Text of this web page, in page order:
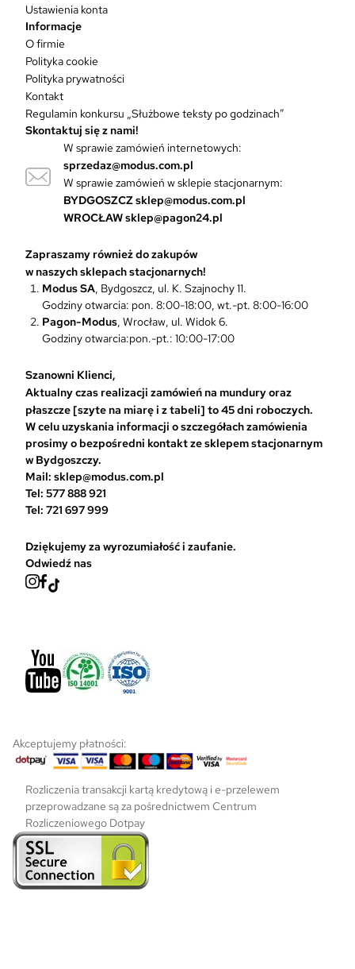
Ustawienia konta
Informacje
O firmie
Polityka cookie
Polityka prywatności
Kontakt
Regulamin konkursu „Służbowe teksty po godzinach”
Skontaktuj się z nami!
W sprawie zamówień internetowych:
sprzedaz@modus.com.pl
W sprawie zamówień w sklepie stacjonarnym:
BYDGOSZCZsklep@modus.com.pl
WROCŁAWsklep@pagon24.pl
Zapraszamy również do zakupów
w naszych sklepach stacjonarnych!
Modus SA , Bydgoszcz, ul. K. Szajnochy 11.
Godziny otwarcia: pon. 8:00-18:00, wt.-pt. 8:00-16:00
Pagon-Modus , Wrocław, ul. Widok 6.
Godziny otwarcia:pon.-pt.: 10:00-17:00
Szanowni Klienci,
Aktualny czas realizacji zamówień na mundury oraz
płaszcze [szyte na miarę i z tabeli] to 45 dni roboczych.
W celu uzyskania informacji o szczegółach zamówienia
prosimy o bezpośredni kontakt ze sklepem stacjonarnym
w Bydgoszczy.
Mail: sklep@modus.com.pl
Tel: 577 888 921
Tel: 721 697 999
Dziękujemy za wyrozumiałość i zaufanie.
Odwiedź nas
Akceptujemy płatności:
Rozliczenia transakcji kartą kredytową i e-przelewem
przeprowadzane są za pośrednictwem Centrum
Rozliczeniowego Dotpay